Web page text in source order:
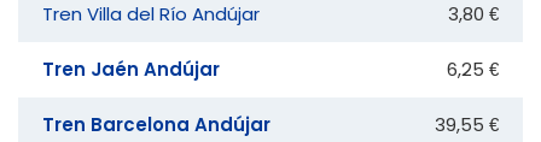
Tren Villa del Río Andújar 3,80 €
Tren Jaén Andújar 6,25 €
Tren Barcelona Andújar 39,55 €